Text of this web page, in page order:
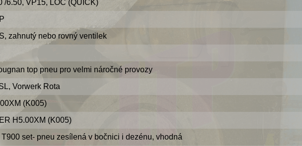
/6.50, VP15, LOC (QUICK)
zahnutý nebo rovný ventilek
top pneu pro velmi náročné provozy
Vorwerk Rota
(K005)
H5.00XM (K005)
set- pneu zesílená v bočnici i dezénu, vhodná